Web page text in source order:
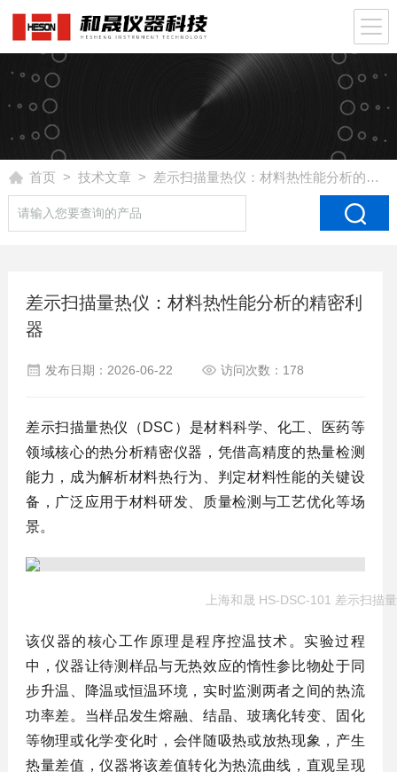
首页 > 技术文章 > 差示扫描量热仪：材料热性能分析的精密利器
差示扫描量热仪：材料热性能分析的精密利
器
发布日期：2026-06-22 访问次数：178
差示扫描量热仪（DSC）是材料科学、化工、医药等
领域核心的热分析精密仪器，凭借高精度的热量检测
能力，成为解析材料热行为、判定材料性能的关键设
备，广泛应用于材料研发、质量检测与工艺优化等场
景。
上海和晟 HS-DSC-101 差示扫描
该仪器的核心工作原理是程序控温技术。实验过程
中，仪器让待测样品与无热效应的惰性参比物处于同
步升温、降温或恒温环境，实时监测两者之间的热流
功率差。当样品发生熔融、结晶、玻璃化转变、固化
等物理或化学变化时，会伴随吸热或放热现象，产生
热量差值，仪器将该差值转化为热流曲线，直观呈现